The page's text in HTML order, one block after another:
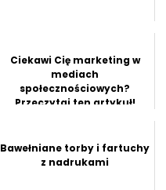
Ciekawi Cię marketing w
mediach
społecznościowych?
Przeczytaj ten artykuł!
Bawełniane torby i fartuchy
z nadrukami